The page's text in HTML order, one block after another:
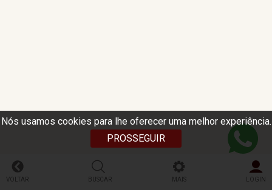
Nós usamos cookies para lhe oferecer uma melhor experiência.
PROSSEGUIR
VOLTAR BUSCAR MAIS LOGIN